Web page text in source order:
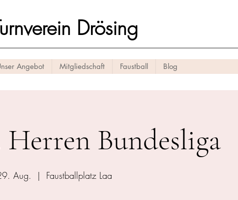
Drösing
Angebot Mitgliedschaft Faustball Blog
Herren Bundesliga
Aug.
  |
Faustballplatz Laa